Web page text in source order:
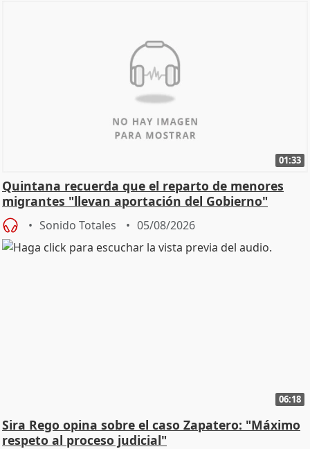
01:33
Quintana recuerda que el reparto de menores
migrantes "llevan aportación del Gobierno"
central
Sonido Totales 05/08/2026
06:18
Sira Rego opina sobre el caso Zapatero: "Máximo
respeto al proceso judicial"